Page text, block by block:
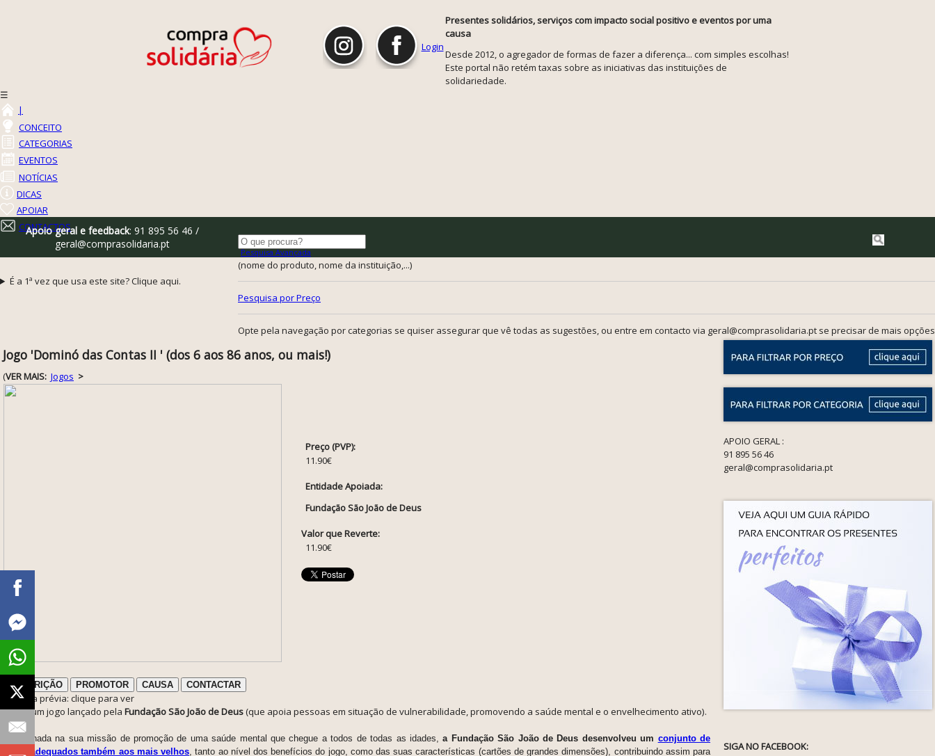
Login
Presentes solidários, serviços com impacto social positivo e eventos por uma
causa
Desde 2012, o agregador de formas de fazer a diferença... com simples escolhas!
Este portal não retém taxas sobre as iniciativas das instituições de
solidariedade.
☰
|
CONCEITO
CATEGORIAS
EVENTOS
NOTÍCIAS
DICAS
APOIAR
CONTACTOS
Pesquisa Avançada
(nome do produto, nome da instituição,...)
Pesquisa por Preço
Opte pela navegação por categorias se quiser assegurar que vê todas as sugestões, ou entre em contacto via geral@comprasolidaria.pt se precisar de mais opções
Apoio geral e feedback: 91 895 56 46 /
geral@comprasolidaria.pt
É a 1ª vez que usa este site? Clique aqui.
Jogo 'Dominó das Contas II ' (dos 6 aos 86 anos, ou mais!)
(VER MAIS: Jogos >
Preço (PVP):
11.90€
Entidade Apoiada:
Fundação São João de Deus
Valor que Reverte:
11.90€
DESCRIÇÃO PROMOTOR CAUSA CONTACTAR
ℹ️ Nota prévia: clique para ver
Este é um jogo lançado pela Fundação São João de Deus(que apoia pessoas em situação de vulnerabilidade, promovendo a saúde mental e o envelhecimento ativo).
Empenhada na sua missão de promoção de uma saúde mental que chegue a todos de todas as idades,a Fundação São João de Deus desenvolveu um conjunto de
jogos adequados também aos mais velhos , tanto ao nível dos benefícios do jogo, como das suas características (cartões de grandes dimensões), contribuindo assim para
APOIO GERAL :
91 895 56 46
geral@comprasolidaria.pt
SIGA NO FACEBOOK: